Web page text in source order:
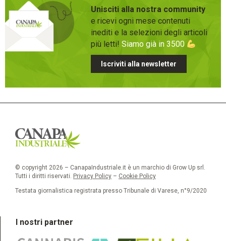
Unisciti alla nostra community
e ricevi ogni mese contenuti
inediti e la selezioni degli articoli
più letti! Siamo già in 3500
Iscriviti alla newsletter
© copyright 2026 – CanapaIndustriale.it è un marchio di Grow Up srl.
Tutti i diritti riservati. Privacy Policy – Cookie Policy
Testata giornalistica registrata presso Tribunale di Varese, n°9/2020
I nostri partner